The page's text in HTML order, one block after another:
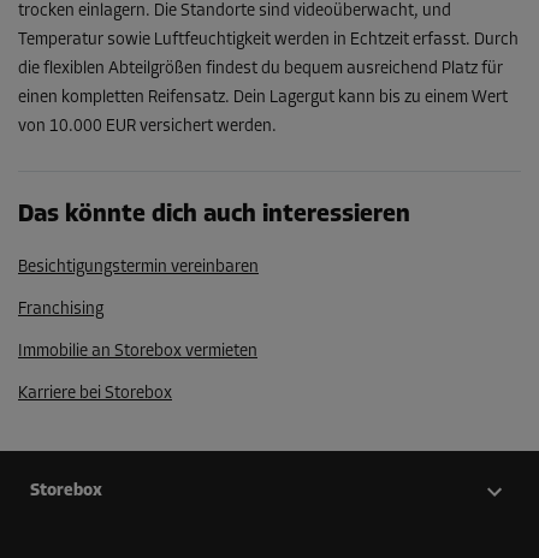
trocken einlagern. Die Standorte sind videoüberwacht, und
Temperatur sowie Luftfeuchtigkeit werden in Echtzeit erfasst. Durch
die flexiblen Abteilgrößen findest du bequem ausreichend Platz für
einen kompletten Reifensatz. Dein Lagergut kann bis zu einem Wert
von 10.000 EUR versichert werden.
Das könnte dich auch interessieren
Besichtigungstermin vereinbaren
Franchising
Immobilie an Storebox vermieten
Karriere bei Storebox
Storebox